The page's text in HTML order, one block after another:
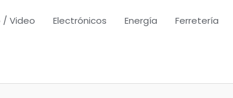
/ Video Electrónicos Energía Ferretería